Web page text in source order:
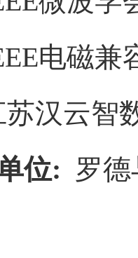
电磁兼
苏汉云智
位: 罗